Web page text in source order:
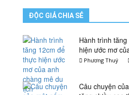
ĐỘC GIẢ CHIA SẺ
Hành trình
hiện ước mơ
du lịch
Phương Thuý
Câu chuyện